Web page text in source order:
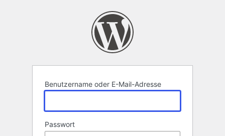
Benutzername oder E-Mail-Adresse
Passwort